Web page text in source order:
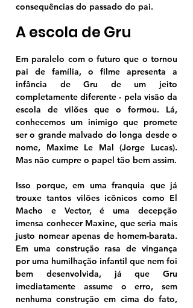
consequências do passado do pai.
A escola de Gru
Em paralelo com o futuro que o tornou
pai de família, o filme apresenta a
infância de Gru de um jeito
completamente diferente - pela visão da
escola de vilões que o formou. Lá,
conhecemos um inimigo que promete
ser o grande malvado do longa desde o
nome, Maxime Le Mal (Jorge Lucas).
Mas não cumpre o papel tão bem assim.
Isso porque, em uma franquia que já
trouxe tantos vilões icônicos como El
Macho e Vector, é uma decepção
imensa conhecer Maxine, que seria mais
justo nomear apenas de homem-barata.
Em uma construção rasa de vingança
por uma humilhação infantil que nem foi
bem desenvolvida, já que Gru
imediatamente assume o erro, sem
nenhuma construção em cima do fato,